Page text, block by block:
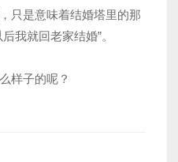
只是意味着结婚塔里的那
我就回老家结婚”。
样子的呢？